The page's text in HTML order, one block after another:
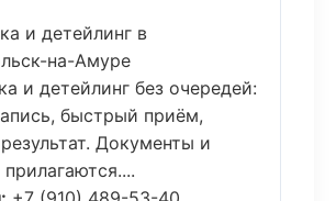
и детейлинг в
на-Амуре
и детейлинг без очередей:
быстрый приём,
Документы и
прилагаются....